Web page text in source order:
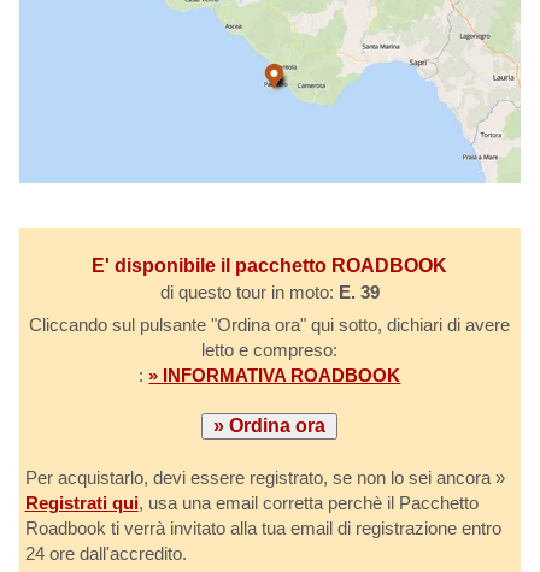
E' disponibile il pacchetto ROADBOOK
di questo tour in moto: E. 39
Cliccando sul pulsante "Ordina ora" qui sotto, dichiari di avere
letto e compreso:
:» INFORMATIVA ROADBOOK
Per acquistarlo, devi essere registrato, se non lo sei ancora »
Registrati qui, usa una email corretta perchè il Pacchetto
Roadbook ti verrà invitato alla tua email di registrazione entro
24 ore dall'accredito.